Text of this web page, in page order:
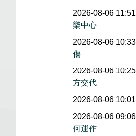
2026-08-06 11:51
樂中心
2026-08-06 10:33
傷
2026-08-06 10:25
方交代
2026-08-06 10:01
2026-08-06 09:06
何運作